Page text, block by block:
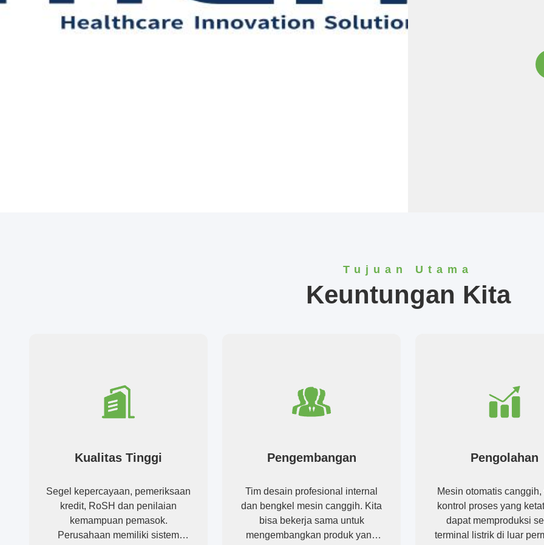
Tujuan Utama
Keuntungan Kita
Kualitas Tinggi
Segel kepercayaan, pemeriksaan
kredit, RoSH dan penilaian
kemampuan pemasok.
Perusahaan memiliki sistem
Pengembangan
Tim desain profesional internal
dan bengkel mesin canggih. Kita
bisa bekerja sama untuk
mengembangkan produk yang
Pengolahan
Mesin otomatis canggih,
kontrol proses yang
dapat memproduksi
terminal listrik di luar